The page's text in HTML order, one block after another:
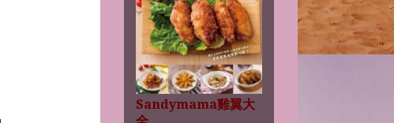
Sandymama雞翼大